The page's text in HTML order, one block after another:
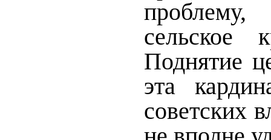
сельское
Поднятие
эта
советских